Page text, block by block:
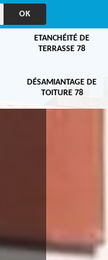
ETANCHÉITÉ DE
TERRASSE 78
DÉSAMIANTAGE DE
TOITURE 78